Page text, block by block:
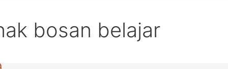
bosan belajar